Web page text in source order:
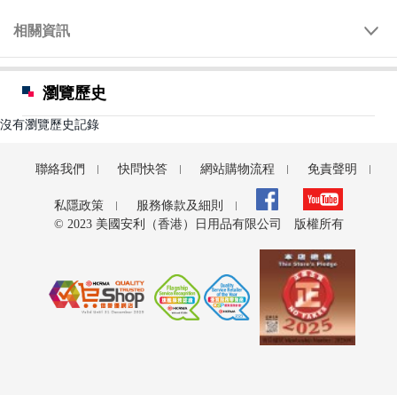
相關資訊
瀏覽歷史
沒有瀏覽歷史記錄
聯絡我們 快問快答 網站購物流程 免責聲明
私隱政策
服務條款及細則
© 2023 美國安利（香港）日用品有限公司 版權所有